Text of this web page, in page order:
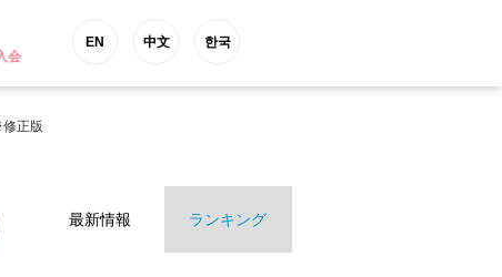
会
EN 中文 한국
正版
最新情報 ランキング